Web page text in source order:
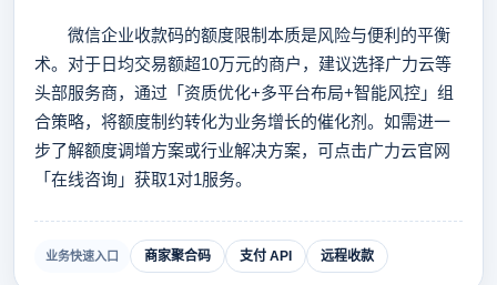
微信企业收款码的额度限制本质是风险与便利的平衡
术。对于日均交易额超10万元的商户，建议选择广力云等
头部服务商，通过「资质优化+多平台布局+智能风控」组
合策略，将额度制约转化为业务增长的催化剂。如需进一
步了解额度调增方案或行业解决方案，可点击广力云官网
「在线咨询」获取1对1服务。
业务快速入口 商家聚合码 支付 API 远程收款